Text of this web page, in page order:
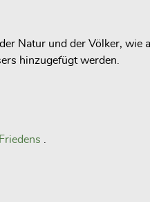
Natur und der Völker, wie
hinzugefügt werden.